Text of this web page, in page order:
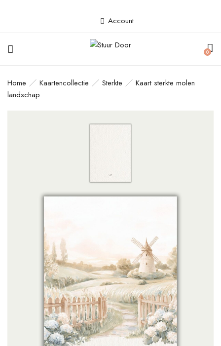
Account
0
Home Kaartencollectie Sterkte
Kaart sterkte molen
landschap
BE THE FIRST TO REVIEW “KAART